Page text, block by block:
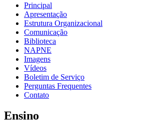
Principal
Apresentação
Estrutura Organizacional
Comunicação
Biblioteca
NAPNE
Imagens
Vídeos
Boletim de Serviço
Perguntas Frequentes
Contato
Ensino